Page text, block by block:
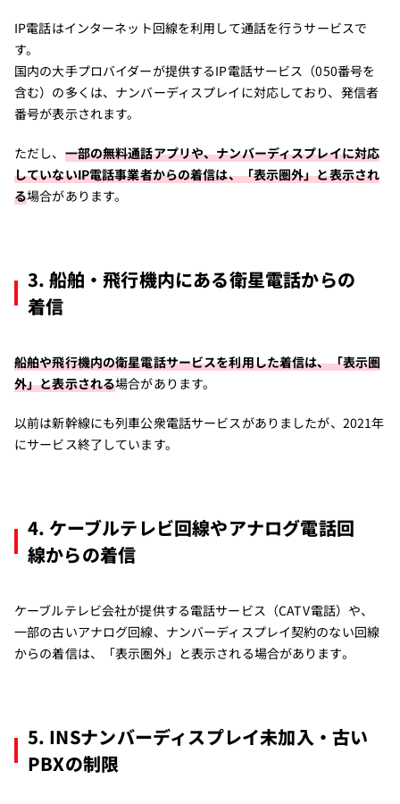
IP電話はインターネット回線を利用して通話を行うサービスで
す。
国内の大手プロバイダーが提供するIP電話サービス（050番号を
含む）の多くは、ナンバーディスプレイに対応しており、発信者
番号が表示されます。
ただし、 一部の無料通話アプリや、ナンバーディスプレイに対応
していないIP電話事業者からの着信は、「表示圏外」と表示され
る場合があります。
3. 船舶・飛行機内にある衛星電話からの
着信
船舶や飛行機内の衛星電話サービスを利用した着信は、「表示圏
外」と表示される場合があります。
以前は新幹線にも列車公衆電話サービスがありましたが、2021年
にサービス終了しています。
4. ケーブルテレビ回線やアナログ電話回
線からの着信
ケーブルテレビ会社が提供する電話サービス（CATV電話）や、
一部の古いアナログ回線、ナンバーディスプレイ契約のない回線
からの着信は、「表示圏外」と表示される場合があります。
5. INSナンバーディスプレイ未加入・古い
PBXの制限